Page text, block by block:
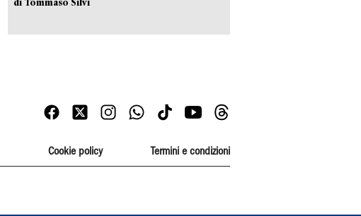
Cookie policy Termini e condizioni